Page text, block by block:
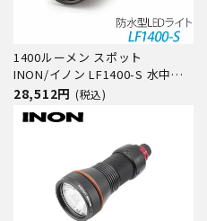
1400ルーメン スポット
INON/イノン LF1400-S 水中ラ
イト
28,512円 (税込)